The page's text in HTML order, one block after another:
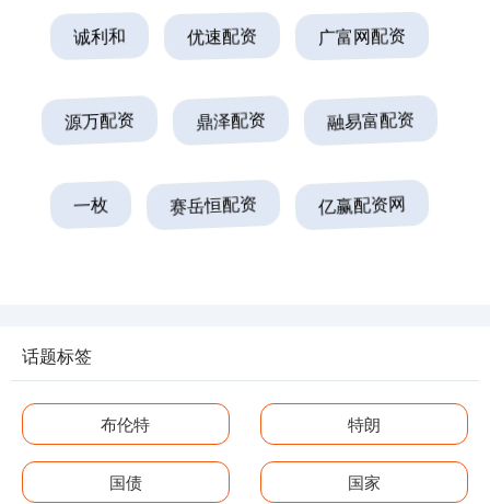
诚利和 优速配资 广富网配资
源万配资 鼎泽配资 融易富配资
一枚 赛岳恒配资 亿赢配资网
话题标签
布伦特 特朗
国债 国家